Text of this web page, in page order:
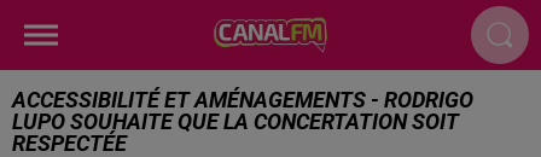
ACCESSIBILITÉ ET AMÉNAGEMENTS - RODRIGO
LUPO SOUHAITE QUE LA CONCERTATION SOIT
RESPECTÉE